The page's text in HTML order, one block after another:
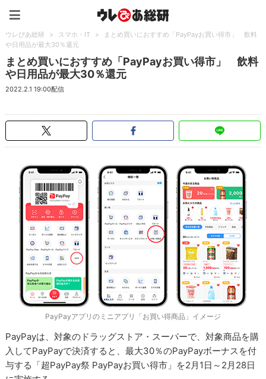
ウレぴあ総研 > スマホ・IT >
まとめ買いにおすすめ「PayPayお買い得市」 飲料
や日用品が最大30％還元
まとめ買いにおすすめ「PayPayお買い得市」 飲料
や日用品が最大30％還元
2022.2.1 19:00配信
PayPayアプリのミニアプリ「お買い得商品」イメージ
PayPayは、対象のドラッグストア・スーパーで、対象商品を購
入してPayPayで決済すると、最大30％のPayPayボーナスを付
与する「超PayPay祭 PayPayお買い得市」を2月1日～2月28日